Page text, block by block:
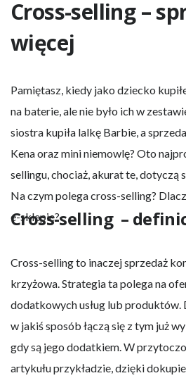
Cross-selling –
więcej
Pamiętasz, kiedy jako dziecko
na baterie, ale nie było ich w
siostra kupiła lalkę Barbie, a
Kena oraz mini niemowlę? Oto
sellingu, chociaż, akurat te, dotyczą
Na czym polega cross-selling?
e-sklepie?
Cross-selling –
Cross-selling to inaczej sprzedaż
krzyżowa. Strategia ta polega na
dodatkowych usług lub
w jakiś sposób łączą się z tym już
gdy są jego dodatkiem. W
artykułu przykładzie, dzięki